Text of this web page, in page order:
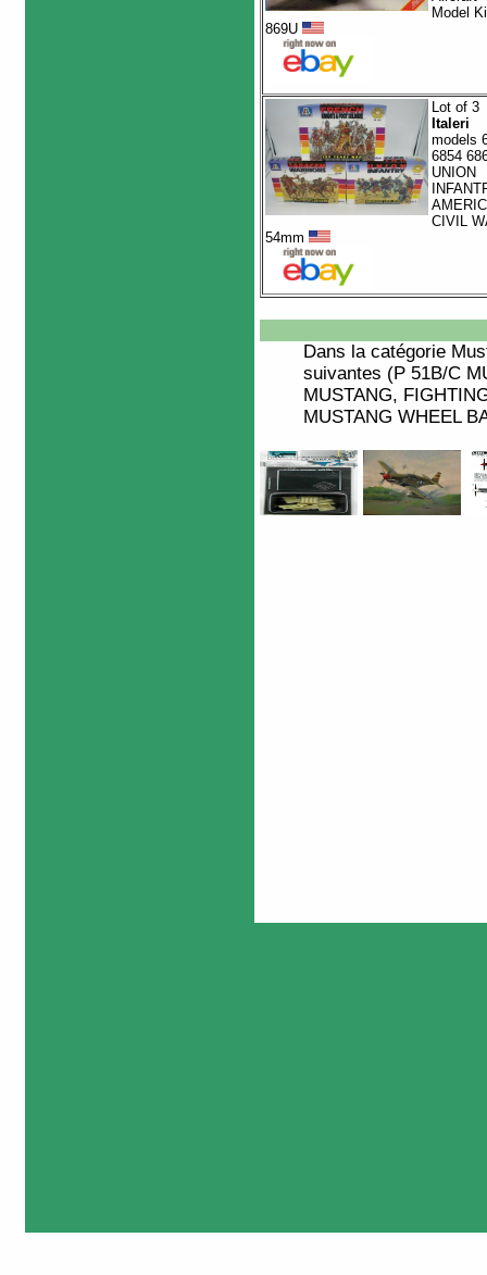
Model
869U
Lot of 3
Italeri
models
6854
UNION
CIVIL
54mm
Dans la catégorie
suivantes (P 51B/C
MUSTANG,
MUSTANG WHEEL